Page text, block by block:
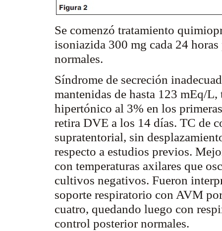
Se comenzó tratamiento
isoniazida 300 mg cada 24
normales.
Síndrome de secreción
mantenidas de hasta 123 mEq/L,
hipertónico al 3% en los
retira DVE a los 14 días. TC de
supratentorial, sin
respecto a estudios previos.
con temperaturas axilares que
cultivos negativos. Fueron
soporte respiratorio con AVM
cuatro, quedando luego con
control posterior normales.